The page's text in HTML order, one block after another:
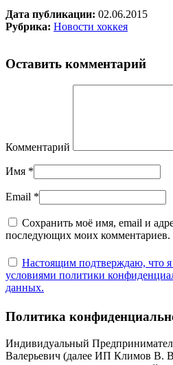
Дата публикации: 02.06.2015
Рубрика: Новости хоккея
Оставить комментарий
Комментарий
Имя *
Email *
Сохранить моё имя, email и
последующих моих комментариев.
Настоящим подтверждаю, что я
условиями политики
данных.
Политика
Индивидуальный
Валерьевич (далее ИП Климов В.